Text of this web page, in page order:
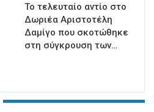
Το τελευταίο αντίο στο
Δωριέα Αριστοτέλη
Δαμίγο που σκοτώθηκε
στη σύγκρουση των…